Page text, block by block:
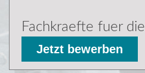
Fachkraefte fuer
Jetzt bewerben